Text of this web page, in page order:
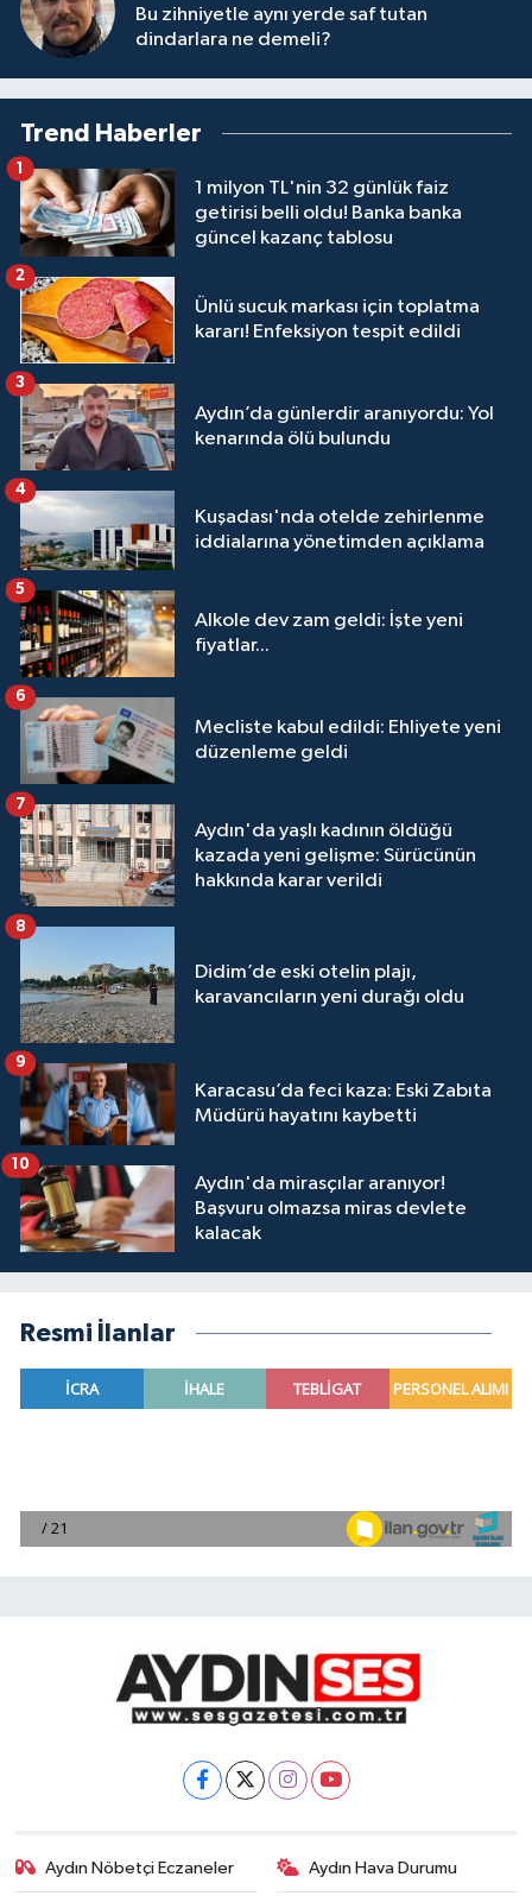
Bu zihniyetle aynı yerde saf tutan
dindarlara ne demeli?
Trend Haberler
1 milyon TL'nin 32 günlük faiz
getirisi belli oldu! Banka banka
güncel kazanç tablosu
1
Ünlü sucuk markası için toplatma
kararı! Enfeksiyon tespit edildi
2
Aydın’da günlerdir aranıyordu: Yol
kenarında ölü bulundu
3
Kuşadası'nda otelde zehirlenme
iddialarına yönetimden açıklama
4
Alkole dev zam geldi: İşte yeni
fiyatlar...
5
Mecliste kabul edildi: Ehliyete yeni
düzenleme geldi
6
Aydın'da yaşlı kadının öldüğü
kazada yeni gelişme: Sürücünün
hakkında karar verildi
7
Didim’de eski otelin plajı,
karavancıların yeni durağı oldu
8
Karacasu’da feci kaza: Eski Zabıta
Müdürü hayatını kaybetti
9
Aydın'da mirasçılar aranıyor!
Başvuru olmazsa miras devlete
kalacak
10
Resmi İlanlar
Aydın Nöbetçi Eczaneler Aydın Hava Durumu